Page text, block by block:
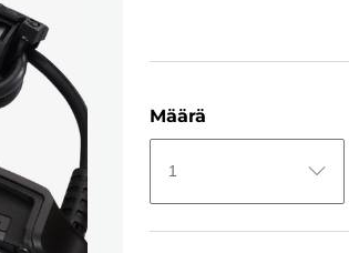
Määrä
1